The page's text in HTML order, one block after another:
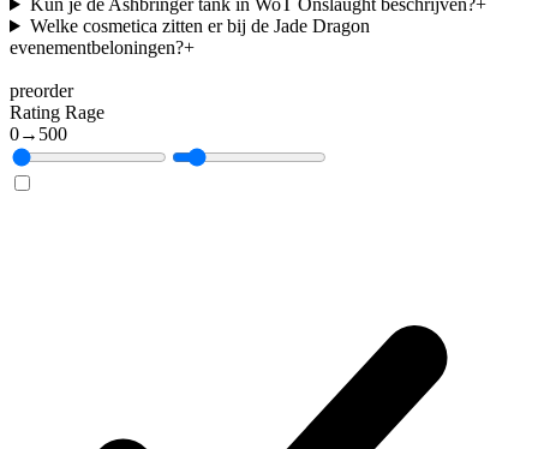
Kun je de Ashbringer tank in WoT Onslaught beschrijven?+
Welke cosmetica zitten er bij de Jade Dragon
evenementbeloningen?+
preorder
Rating Rage
0→ 500